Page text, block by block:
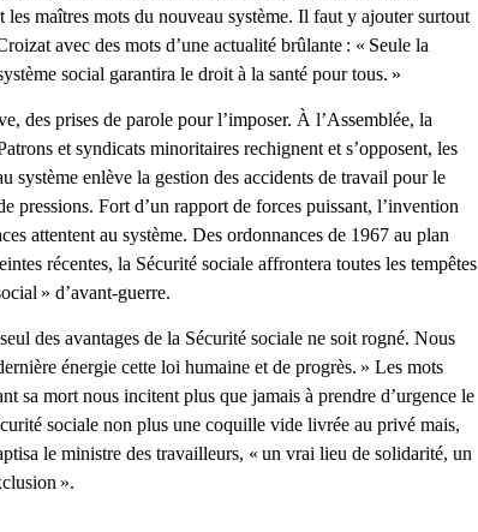
maîtres mots du nouveau système. Il faut y ajouter surtout
avec des mots d’une actualité brûlante : « Seule la
social garantira le droit à la santé pour tous. »
des prises de parole pour l’imposer. À l’Assemblée, la
et syndicats minoritaires rechignent et s’opposent, les
système enlève la gestion des accidents de travail pour le
pressions. Fort d’un rapport de forces puissant, l’invention
attentent au système. Des ordonnances de 1967 au plan
récentes, la Sécurité sociale affrontera toutes les tempêtes
» d’avant-guerre.
des avantages de la Sécurité sociale ne soit rogné. Nous
énergie cette loi humaine et de progrès. » Les mots
sa mort nous incitent plus que jamais à prendre d’urgence le
sociale non plus une coquille vide livrée au privé mais,
le ministre des travailleurs, « un vrai lieu de solidarité, un
».